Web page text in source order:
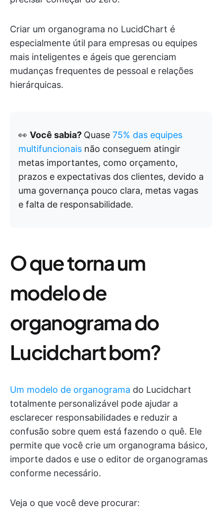
Criar um organograma no LucidChart é
especialmente útil para empresas ou equipes
mais inteligentes e ágeis que gerenciam
mudanças frequentes de pessoal e relações
hierárquicas.
👀 Você sabia? Quase 75% das equipes
multifuncionais não conseguem atingir
metas importantes, como orçamento,
prazos e expectativas dos clientes, devido a
uma governança pouco clara, metas vagas
e falta de responsabilidade.
O que torna um
modelo de
organograma do
Lucidchart bom?
Um modelo de organograma do Lucidchart
totalmente personalizável pode ajudar a
esclarecer responsabilidades e reduzir a
confusão sobre quem está fazendo o quê. Ele
permite que você crie um organograma básico,
importe dados e use o editor de organogramas
conforme necessário.
Veja o que você deve procurar: